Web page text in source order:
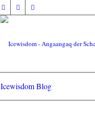
Icewisdom Blog